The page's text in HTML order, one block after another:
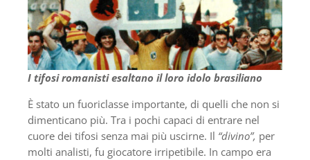
I tifosi romanisti esaltano il loro idolo brasiliano
È stato un fuoriclasse importante, di quelli che non si
dimenticano più. Tra i pochi capaci di entrare nel
cuore dei tifosi senza mai più uscirne. Il “divino”, per
molti analisti, fu giocatore irripetibile. In campo era